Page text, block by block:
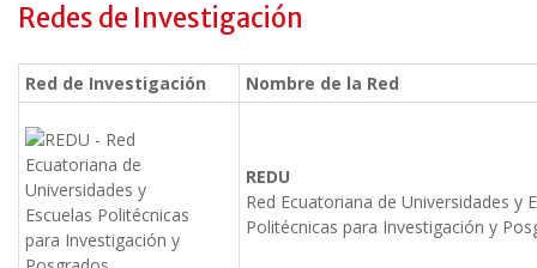
Redes de Investigación
Red de Investigación Nombre de la Red
REDU
Red Ecuatoriana de Universidades y
Politécnicas para Investigación y